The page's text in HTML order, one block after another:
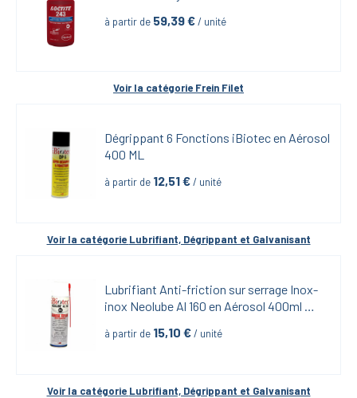
à partir de 59,39 € / unité
Voir la catégorie Frein Filet
Dégrippant 6 Fonctions iBiotec en Aérosol
400 ML
à partir de 12,51 € / unité
Voir la catégorie Lubrifiant, Dégrippant et Galvanisant
Lubrifiant Anti-friction sur serrage Inox-
inox Neolube Al 160 en Aérosol 400ml
à partir de 15,10 € / unité
Voir la catégorie Lubrifiant, Dégrippant et Galvanisant